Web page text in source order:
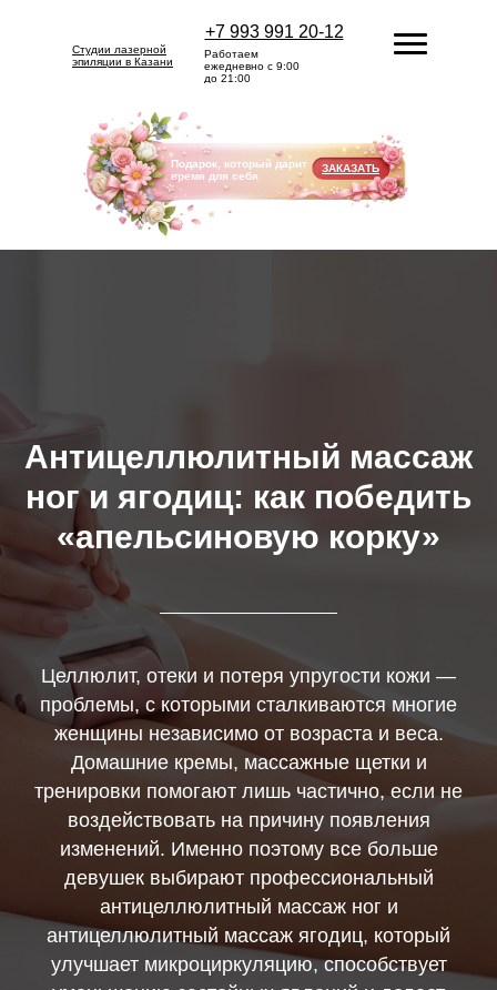
+7 993 991 20-12
Студии лазерной
эпиляции в Казани
Работаем
ежедневно с 9:00
до 21:00
ЗАКАЗАТЬ
Подарок, который дарит
время для себя
Антицеллюлитный массаж
ног и ягодиц: как победить
«апельсиновую корку»
Целлюлит, отеки и потеря упругости кожи —
проблемы, с которыми сталкиваются многие
женщины независимо от возраста и веса.
Домашние кремы, массажные щетки и
тренировки помогают лишь частично, если не
воздействовать на причину появления
изменений. Именно поэтому все больше
девушек выбирают профессиональный
антицеллюлитный массаж ног и
антицеллюлитный массаж ягодиц, который
улучшает микроциркуляцию, способствует